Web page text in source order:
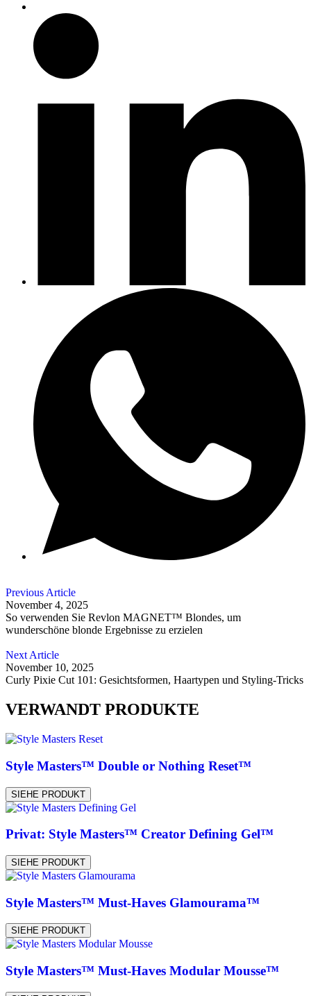
Previous Article
November 4, 2025
So verwenden Sie Revlon MAGNET™ Blondes, um
wunderschöne blonde Ergebnisse zu erzielen
Next Article
November 10, 2025
Curly Pixie Cut 101: Gesichtsformen, Haartypen und Styling-Tricks
VERWANDT PRODUKTE
Style Masters™ Double or Nothing Reset™
SIEHE PRODUKT
Privat: Style Masters™ Creator Defining Gel™
SIEHE PRODUKT
Style Masters™ Must-Haves Glamourama™
SIEHE PRODUKT
Style Masters™ Must-Haves Modular Mousse™